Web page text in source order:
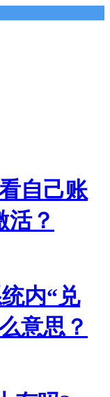
自己账
活？
内“兑
意思？